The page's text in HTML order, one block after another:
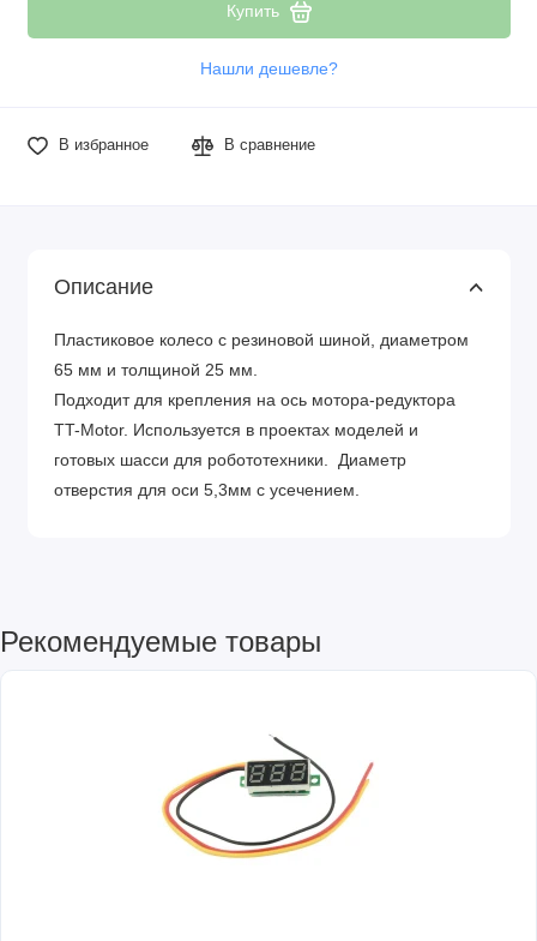
Купить
Нашли дешевле?
В избранное В сравнение
Описание
Пластиковое колесо с резиновой шиной, диаметром
65 мм и толщиной 25 мм.
Подходит для крепления на ось мотора-редуктора
TT-Motor. Используется в проектах моделей и
готовых шасси для робототехники. Диаметр
отверстия для оси 5,3мм с усечением.
Рекомендуемые товары